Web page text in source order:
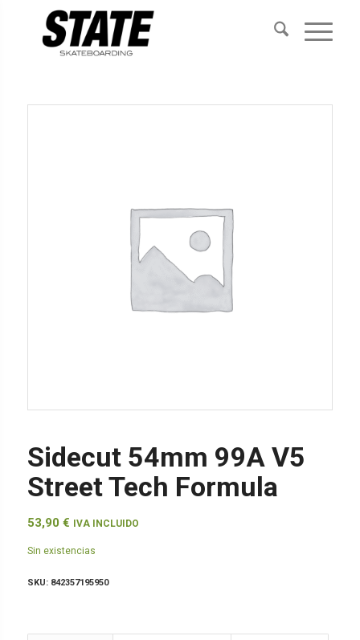
Sidecut 54mm 99A V5
Street Tech Formula
53,90 € IVA INCLUIDO
Sin existencias
SKU: 842357195950